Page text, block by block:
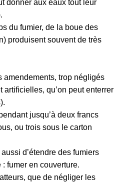
donner aux eaux tout leur
du fumier, de la boue des
produisent souvent de très
amendements, trop négligés
qu’on peut enterrer
jusqu’à deux francs
ou trois sous le carton
d’étendre des fumiers
fumer en couverture.
que de négliger les